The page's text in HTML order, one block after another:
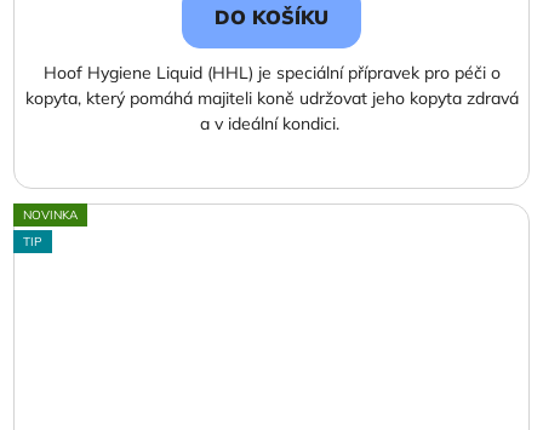
DO KOŠÍKU
Hoof Hygiene Liquid (HHL) je speciální přípravek pro péči o
kopyta, který pomáhá majiteli koně udržovat jeho kopyta zdravá
a v ideální kondici.
NOVINKA
TIP